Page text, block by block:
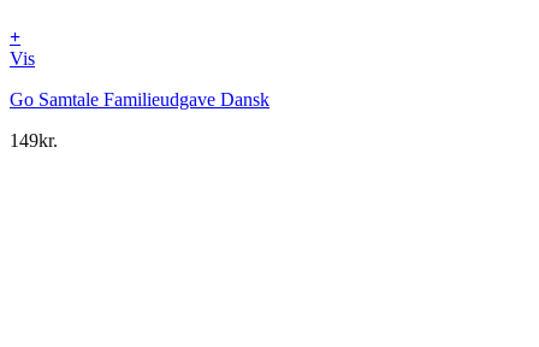
+
Vis
Go Samtale Familieudgave Dansk
149kr.